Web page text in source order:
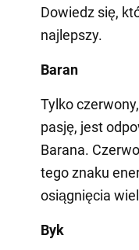
Dowiedz się,
najlepszy.
Baran
Tylko
pasję, jest
Barana.
tego znaku
osiągnięcia
Byk